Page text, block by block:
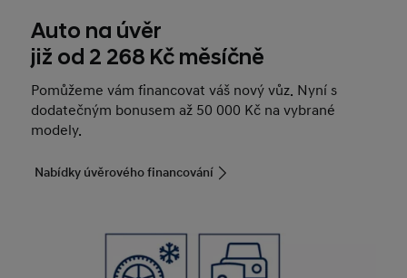
Auto na úvěr
již od 2 268 Kč měsíčně
Pomůžeme vám financovat váš nový vůz. Nyní s
dodatečným bonusem až 50 000 Kč na vybrané
modely.
Nabídky úvěrového financování